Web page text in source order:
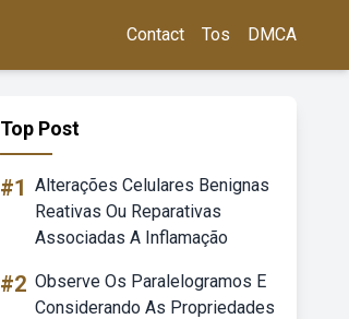
Contact Tos DMCA
Top Post
#1 Alterações Celulares Benignas
Reativas Ou Reparativas
Associadas A Inflamação
#2 Observe Os Paralelogramos E
Considerando As Propriedades